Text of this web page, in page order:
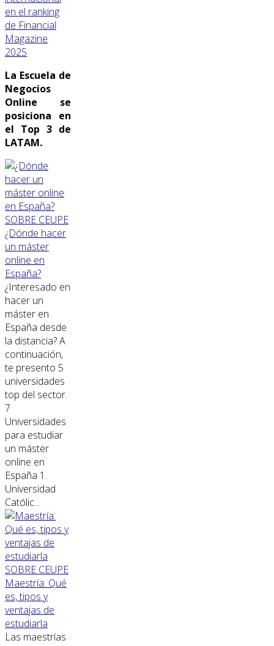
en el ranking
de Financial
Magazine
2025
La Escuela de
Negocios
Online se
posiciona en
el Top 3 de
LATAM.
SOBRE CEUPE
¿Dónde hacer
un máster
online en
España?
¿Interesado en
hacer un
máster en
España desde
la distancia? A
continuación,
te presento 5
universidades
top del sector.
7
Universidades
para estudiar
un máster
online en
España 1.
Universidad
Católic...
SOBRE CEUPE
Maestría: Qué
es, tipos y
ventajas de
estudiarla
Las maestrías